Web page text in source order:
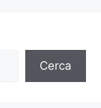
Cerca